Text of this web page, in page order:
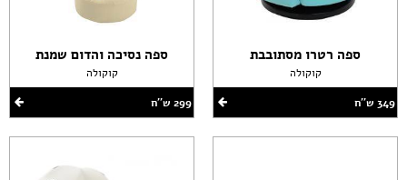
ספה רטרו מסתובבת
קוקולה
349 ש''ח
ספה נסיכה והדום שמנת
קוקולה
299 ש''ח